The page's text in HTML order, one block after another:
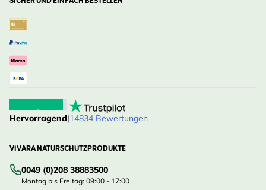
Hervorragend|14834 Bewertungen
VIVARA NATURSCHUTZPRODUKTE
0049 (0)208 38883500
Montag bis Freitag: 09:00 - 17:00